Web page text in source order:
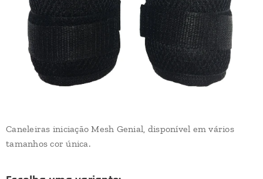
Caneleiras iniciação Mesh Genial, disponível em vários
tamanhos cor única.